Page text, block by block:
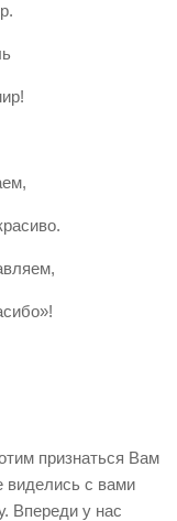
признаться Вам
с вами
Впереди у нас